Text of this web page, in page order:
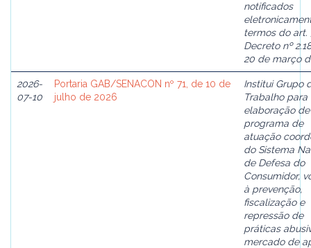
notificados
termos do art.
Decreto nº
20 de março
2026-
07-10
Portaria GAB/SENACON nº 71, de 10 de
julho de 2026
Institui Grupo
Trabalho para
elaboração de
programa de
atuação
do Sistema
de Defesa do
Consumidor,
à prevenção,
fiscalização e
repressão de
práticas
mercado de